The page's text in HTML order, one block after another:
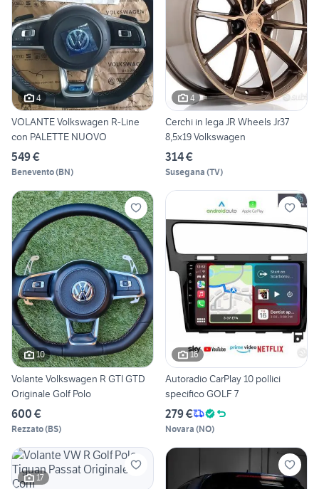
4
VOLANTE Volkswagen R-Line
con PALETTE NUOVO
549 €
Benevento(BN)
4
Cerchi in lega JR Wheels Jr37
8,5x19 Volkswagen
314 €
Susegana (TV)
10
Volante Volkswagen R GTI GTD
Originale Golf Polo
600 €
Rezzato(BS)
16
Autoradio CarPlay 10 pollici
specifico GOLF 7
279 €
Novara (NO)
17